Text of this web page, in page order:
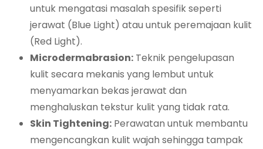
untuk mengatasi masalah spesifik seperti
jerawat (Blue Light) atau untuk peremajaan kulit
(Red Light).
Microdermabrasion: Teknik pengelupasan
kulit secara mekanis yang lembut untuk
menyamarkan bekas jerawat dan
menghaluskan tekstur kulit yang tidak rata.
Skin Tightening: Perawatan untuk membantu
mengencangkan kulit wajah sehingga tampak